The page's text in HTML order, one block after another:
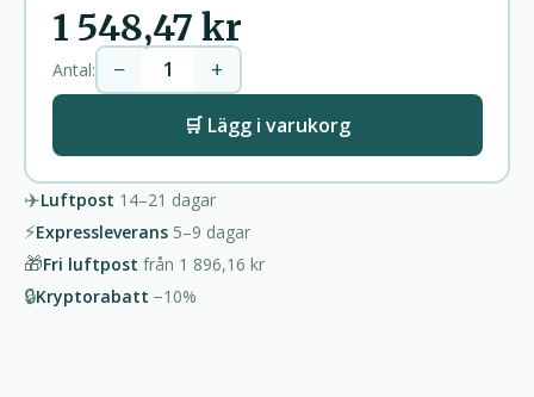
1 548,47 kr
Antal: − +
🛒 Lägg i varukorg
✈️Luftpost 14–21 dagar
⚡Expressleverans 5–9 dagar
🎁Fri luftpost från 1 896,16 kr
🔒Kryptorabatt −10%